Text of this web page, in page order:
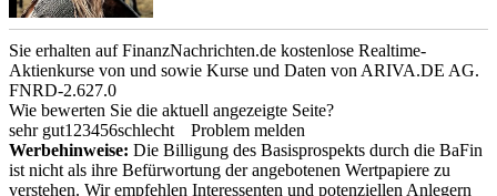
Sie erhalten auf FinanzNachrichten.de kostenlose Realtime-
Aktienkurse von und sowie Kurse und Daten von ARIVA.DE AG.
FNRD-2.627.0
Wie bewerten Sie die aktuell angezeigte Seite?
sehr gut1 23456schlecht
Problem melden
Werbehinweise: Die Billigung des Basisprospekts durch die BaFin
ist nicht als ihre Befürwortung der angebotenen Wertpapiere zu
verstehen. Wir empfehlen Interessenten und potenziellen Anlegern